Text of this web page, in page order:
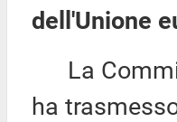
dell'Unione
La
ha